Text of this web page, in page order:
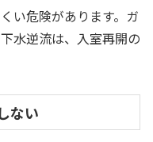
い危険があります。ガ
水逆流は、入室再開の
ない